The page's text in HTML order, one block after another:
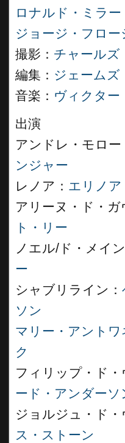
ロナルド・ミラー
ジョージ・フロー
撮影： チャールズ
編集： ジェームズ
音楽： ヴィクター
出演
アンドレ・モロー
ンジャー
レノア： エリノア
アリーヌ・ド・ガ
ト・リー
ノエル/ド・メイン
ー
シャブリライン：
ソン
マリー・アントワ
ク
フィリップ・ド・
ード・アンダーソ
ジョルジュ・ド・
ス・ストーン